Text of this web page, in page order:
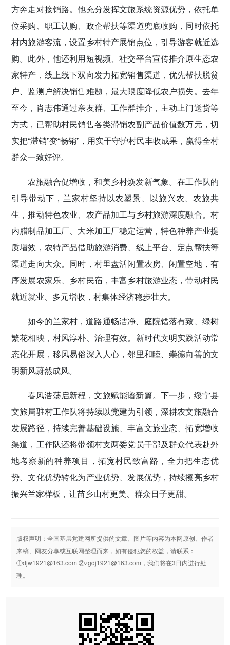
方奔走对接销路。他充分发挥文旅系统资源优势，依托单
位采购、职工认购、政企帮扶等渠道兜底收购，同时依托
村内旅游客流，设置乡村特产展销点位，引导游客就近选
购。此外，他还利用短视频、社交平台宣传推介原生态农
家特产，线上线下双向发力拓宽销售渠道，优先帮扶脱贫
户、监测户解决销售难题，最大限度降低农户损失。去年
至今，肖志伟通过亲友群、工作群推介，主动上门送货等
方式，已帮助村民销售各类滞销农副产品价值数万元，切
实把“滞销”变“畅销”，用实干守护村民丰收成果，赢得全村
群众一致好评。
农旅融合促增收，和美乡村焕发新气象。在工作队的
引导带动下，兰家村坚持以农塑景、以旅兴农、农旅共
生，推动特色农业、农产品加工与乡村旅游深度融合。村
内腊制品加工厂、大米加工厂稳定运营，特色种养产业提
质增效，农特产品借助旅游消费、线上平台、定点帮扶等
渠道走向大众。同时，村里盘活闲置农房、闲置空地，有
序发展农家乐、乡村民宿，丰富乡村旅游业态，带动村民
就近就业、多元增收，村集体经济稳步壮大。
如今的兰家村，道路通畅洁净、庭院错落有致、绿树
繁花相映，村风淳朴、治理有效。新时代文明实践活动常
态化开展，移风易俗深入人心，邻里和睦、崇德向善的文
明新风蔚然成风。
春风浩荡启新程，文旅赋能谱新篇。下一步，绥宁县
文旅局驻村工作队将持续以党建为引领，深耕农文旅融合
发展路径，持续完善基础设施、丰富文旅业态、拓宽增收
渠道，工作队还将带领村支两委党员干部及群众代表赴外
地考察新的种养项目，拓宽村民致富路，全力把生态优
势、文化优势转化为产业优势、发展优势，持续擦亮乡村
振兴兰家样板，让苗乡山村更美、群众日子更甜。
版权声明：全国基层党建网所提供的文章、图片等内容为本网原创、作者
来稿、网友分享或互联网整理而来，如有侵犯您的权益，请联系：
①djw1921@163.com ②zgdj1921@163.com，我们将在3日内进行处
理。